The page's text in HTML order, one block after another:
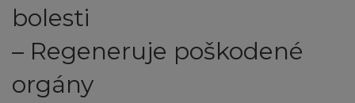
bolesti
– Regeneruje poškodené
orgány